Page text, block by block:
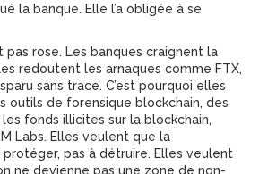
la banque. Elle l’a obligée à se
pas rose. Les banques craignent la
redoutent les arnaques comme FTX,
sans trace. C’est pourquoi elles
outils de forensique blockchain, des
fonds illicites sur la blockchain,
Labs. Elles veulent que la
pas à détruire. Elles veulent
ne devienne pas une zone de non-